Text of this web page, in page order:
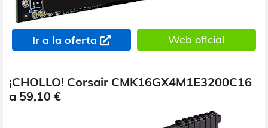
Ir a la oferta Web oficial
¡CHOLLO! Corsair CMK16GX4M1E3200C16
a 59,10 €